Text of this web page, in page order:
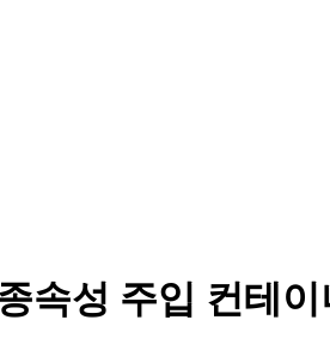
속성 주입 컨테